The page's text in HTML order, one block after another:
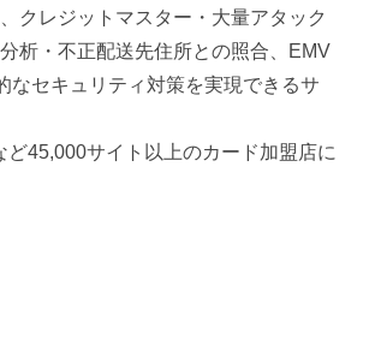
クレジットマスター・大量アタック
析・不正配送先住所との照合、EMV
なセキュリティ対策を実現できるサ
45,000サイト以上のカード加盟店に